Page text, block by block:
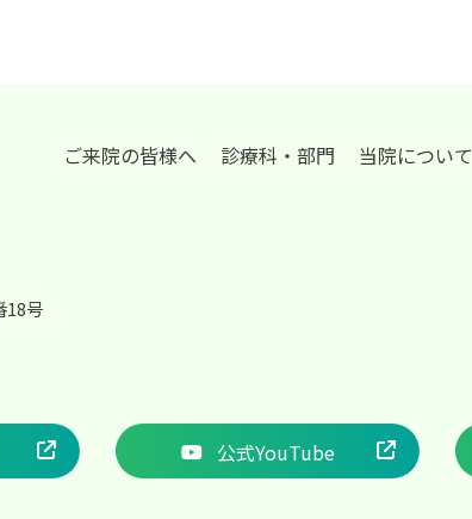
18号
ご来院の皆様へ 診療科・部門 当院について
公式YouTube